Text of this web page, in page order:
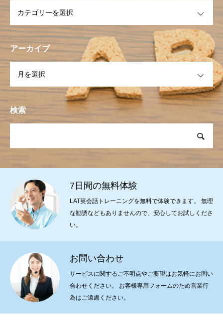
アーカイブ
検索
7日間の無料体験
LAT英会話トレーニングを無料で体験できます。 無理
な勧誘などもありませんので、安心してお試しくださ
い。
お問い合わせ
サービスに関するご不明点やご要望はお気軽にお問い
合わせください。 お客様専用フォームのため営業行
為はご遠慮ください。